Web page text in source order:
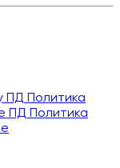
ПД Политика
ПД Политика